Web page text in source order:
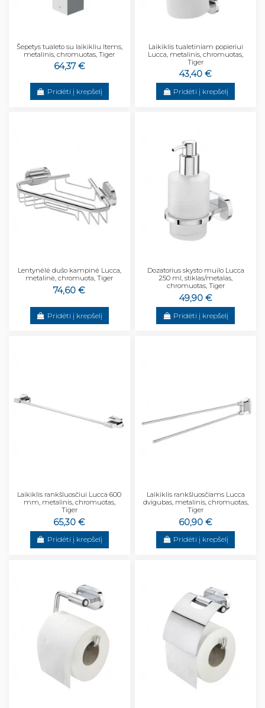
Šepetys tualeto su laikikliu Items,
metalinis, chromuotas, Tiger
64,37 €
Pridėti į krepšelį
Laikiklis tualetiniam popieriui
Lucca, metalinis, chromuotas,
Tiger
43,40 €
Pridėti į krepšelį
Lentynėlė dušo kampinė Lucca,
metalinė, chromuota, Tiger
74,60 €
Pridėti į krepšelį
Dozatorius skysto muilo Lucca
250 ml, stiklas/metalas,
chromuotas, Tiger
49,90 €
Pridėti į krepšelį
Laikiklis rankšluosčiui Lucca 600
mm, metalinis, chromuotas,
Tiger
65,30 €
Pridėti į krepšelį
Laikiklis rankšluosčiams Lucca
dvigubas, metalinis, chromuotas,
Tiger
60,90 €
Pridėti į krepšelį